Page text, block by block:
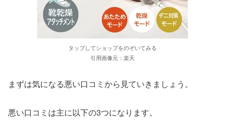
タップしてショップをのぞいてみる
引用画像元：楽天
まずは気になる悪い口コミから見ていきましょう。
悪い口コミは主に以下の3つになります。